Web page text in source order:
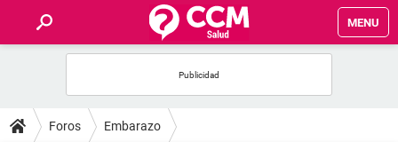
MENU
FOROS
Foros Embarazo